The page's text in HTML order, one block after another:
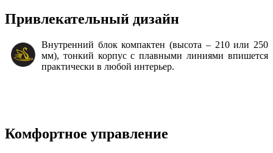
Привлекательный дизайн
Внутренний блок компактен (высота – 210 или 250
мм), тонкий корпус с плавными линиями впишется
практически в любой интерьер.
Комфортное управление